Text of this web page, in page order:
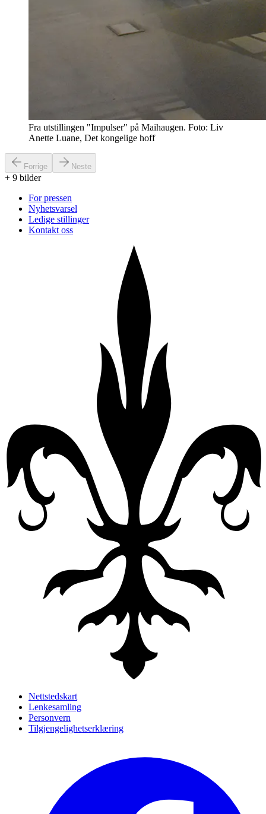
Fra utstillingen "Impulser" på Maihaugen. Foto: Liv
Anette Luane, Det kongelige hoff
Forrige Neste
+ 9 bilder
For pressen
Nyhetsvarsel
Ledige stillinger
Kontakt oss
Nettstedskart
Lenkesamling
Personvern
Tilgjengelighetserklæring